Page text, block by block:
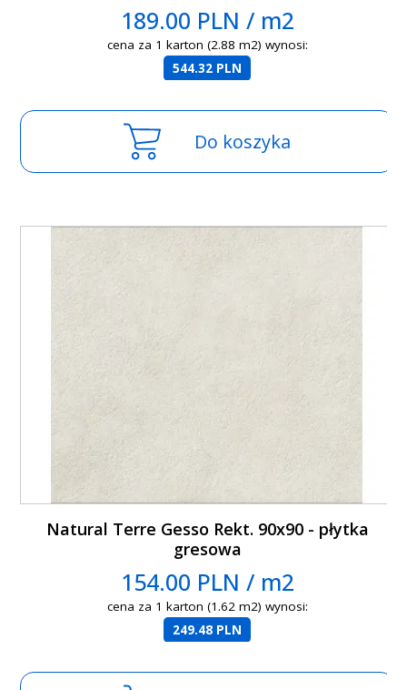
189.00 PLN / m2
cena za 1 karton (2.88 m2) wynosi:
544.32 PLN
Do koszyka
Natural Terre Gesso Rekt. 90x90 - płytka
gresowa
154.00 PLN / m2
cena za 1 karton (1.62 m2) wynosi:
249.48 PLN